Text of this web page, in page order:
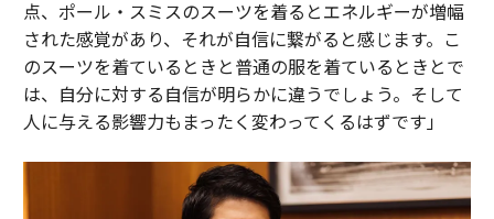
点、ポール・スミスのスーツを着るとエネルギーが増幅
された感覚があり、それが自信に繋がると感じます。こ
のスーツを着ているときと普通の服を着ているときとで
は、自分に対する自信が明らかに違うでしょう。そして
人に与える影響力もまったく変わってくるはずです」